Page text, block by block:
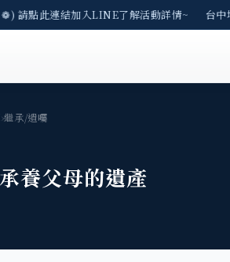
點此連結加入LINE了解活動詳情~ 台中
›繼承/遺囑
養父母的遺產